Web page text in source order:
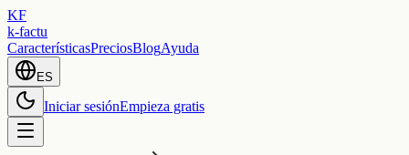
KF
k-factu
CaracterísticasPreciosBlogAyuda
ES
Iniciar sesiónEmpieza gratis